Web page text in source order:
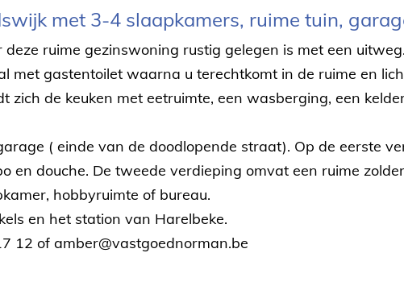
met 3-4 slaapkamers, ruime tuin,
ruime gezinswoning rustig gelegen is met een uitweg.
met gastentoilet waarna u terechtkomt in de ruime en
zich de keuken met eetruimte, een wasberging, een
( einde van de doodlopende straat). Op de eerste
en douche. De tweede verdieping omvat een ruime
hobbyruimte of bureau.
en het station van Harelbeke.
12 of amber@vastgoednorman.be